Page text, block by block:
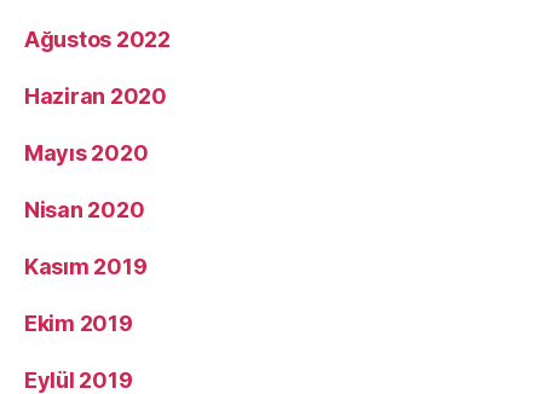
Ağustos 2022
Haziran 2020
Mayıs 2020
Nisan 2020
Kasım 2019
Ekim 2019
Eylül 2019